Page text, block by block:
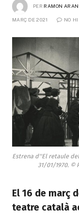
PER RAMON ARAN
MARÇ DE 2021 NO
Estrena d''El retaule
31/01/1970. ©
El 16 de març
teatre català